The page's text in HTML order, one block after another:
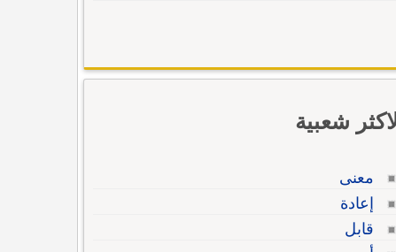
شعبية
معنى
إعادة
قابل